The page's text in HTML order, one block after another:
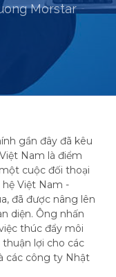
Morstar
gần đây đã kêu
Nam là điểm
cuộc đối thoại
Việt Nam -
đã được nâng lên
diện. Ông nhấn
thúc đẩy môi
lợi cho các
các công ty Nhật